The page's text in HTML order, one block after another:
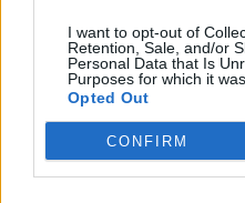
I want to opt-out of
Retention, Sale, and/or
Personal Data that Is
Purposes for which it
Opted Out
CONFIRM